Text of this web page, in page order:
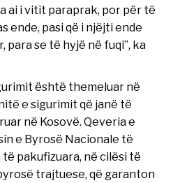
ai i vitit paraprak, por për të
ende, pasi që i njëjti ende
para se të hyjë në fuqi”, ka
është themeluar në
e sigurimit që janë të
në Kosovë. Qeveria e
e Byrosë Nacionale të
pakufizuara, në cilësi të
trajtuese, që garanton